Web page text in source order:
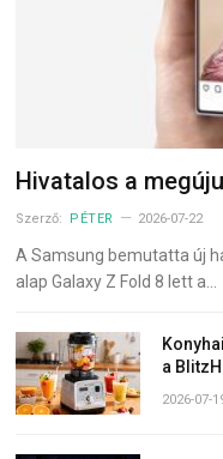
Hivatalos a
Szerző: PÉTER 2026-07-22
A Samsung bemutatta új
alap Galaxy Z Fold 8 lett a…
a
2026-07-